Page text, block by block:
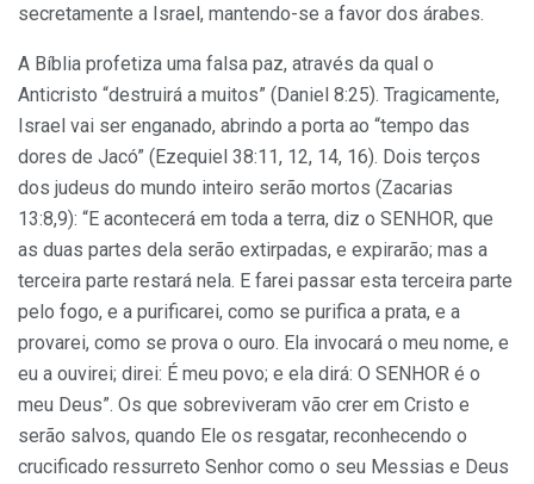
secretamente a Israel, mantendo-se a favor dos árabes.
A Bíblia profetiza uma falsa paz, através da qual o
Anticristo “destruirá a muitos” (Daniel 8:25). Tragicamente,
Israel vai ser enganado, abrindo a porta ao “tempo das
dores de Jacó” (Ezequiel 38:11, 12, 14, 16). Dois terços
dos judeus do mundo inteiro serão mortos (Zacarias
13:8,9): “E acontecerá em toda a terra, diz o SENHOR, que
as duas partes dela serão extirpadas, e expirarão; mas a
terceira parte restará nela. E farei passar esta terceira parte
pelo fogo, e a purificarei, como se purifica a prata, e a
provarei, como se prova o ouro. Ela invocará o meu nome, e
eu a ouvirei; direi: É meu povo; e ela dirá: O SENHOR é o
meu Deus”. Os que sobreviveram vão crer em Cristo e
serão salvos, quando Ele os resgatar, reconhecendo o
crucificado ressurreto Senhor como o seu Messias e Deus